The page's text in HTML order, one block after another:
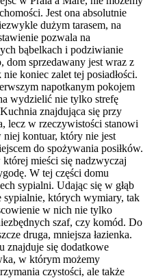
Jest ona absolutnie
dużym tarasem, na
pozwala na
bąbelkach i podziwianie
dom sprzedawany jest wraz z
koniec zalet tej posiadłości.
napotkanym pokojem
wydzielić nie tylko strefę
znajdująca się przy
lecz w rzeczywistości stanowi
niej kontuar, który nie jest
do spożywania posiłków.
której mieści się nadzwyczaj
W tej części domu
sypialni. Udając się w głąb
sypialnie, których wymiary, tak
w nich nie tylko
szaf, czy komód. Do
druga, mniejsza łazienka.
znajduje się dodatkowe
w którym możemy
czystości, ale także